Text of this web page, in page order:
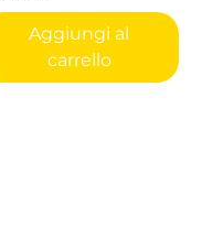
Aggiungi al
carrello